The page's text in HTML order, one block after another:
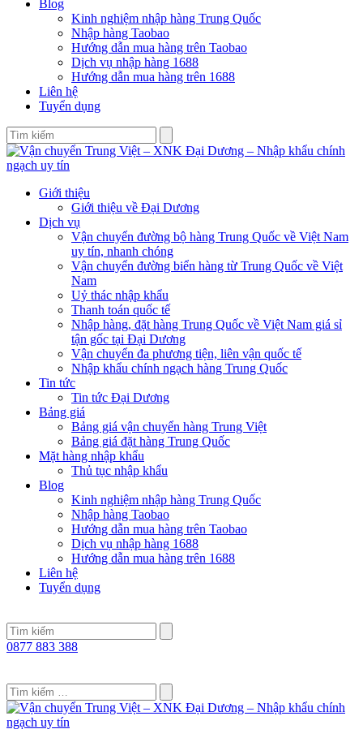
Blog
Kinh nghiệm nhập hàng Trung Quốc
Nhập hàng Taobao
Hướng dẫn mua hàng trên Taobao
Dịch vụ nhập hàng 1688
Hướng dẫn mua hàng trên 1688
Liên hệ
Tuyển dụng
Giới thiệu
Giới thiệu về Đại Dương
Dịch vụ
Vận chuyển đường bộ hàng Trung Quốc về Việt Nam
uy tín, nhanh chóng
Vận chuyển đường biển hàng từ Trung Quốc về Việt
Nam
Uỷ thác nhập khẩu
Thanh toán quốc tế
Nhập hàng, đặt hàng Trung Quốc về Việt Nam giá sỉ
tận gốc tại Đại Dương
Vận chuyển đa phương tiện, liên vận quốc tế
Nhập khẩu chính ngạch hàng Trung Quốc
Tin tức
Tin tức Đại Dương
Bảng giá
Bảng giá vận chuyển hàng Trung Việt
Bảng giá đặt hàng Trung Quốc
Mặt hàng nhập khẩu
Thủ tục nhập khẩu
Blog
Kinh nghiệm nhập hàng Trung Quốc
Nhập hàng Taobao
Hướng dẫn mua hàng trên Taobao
Dịch vụ nhập hàng 1688
Hướng dẫn mua hàng trên 1688
Liên hệ
Tuyển dụng
0877 883 388